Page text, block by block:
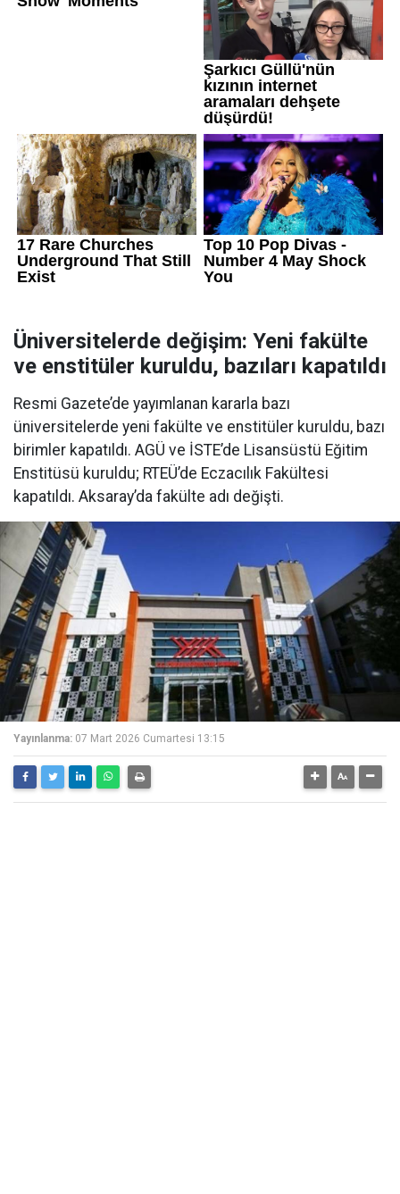
Üniversitelerde değişim: Yeni fakülte
ve enstitüler kuruldu, bazıları kapatıldı
Resmi Gazete’de yayımlanan kararla bazı
üniversitelerde yeni fakülte ve enstitüler kuruldu, bazı
birimler kapatıldı. AGÜ ve İSTE’de Lisansüstü Eğitim
Enstitüsü kuruldu; RTEÜ’de Eczacılık Fakültesi
kapatıldı. Aksaray’da fakülte adı değişti.
Yayınlanma: 07 Mart 2026 Cumartesi 13:15